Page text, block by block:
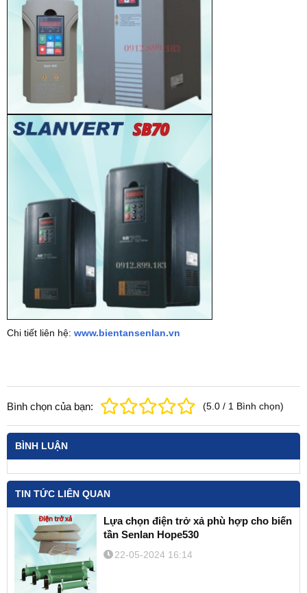
Chi tiết liên hệ: www.bientansenlan.vn
Bình chọn của bạn: (5.0 / 1 Bình chọn)
BÌNH LUẬN
TIN TỨC LIÊN QUAN
Lựa chọn điện trở xả phù hợp cho biến
tần Senlan Hope530
22-05-2024 16:14